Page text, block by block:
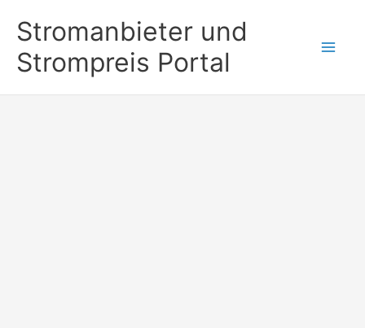
Inhalt
springen
Stromanbieter und
Strompreis Portal